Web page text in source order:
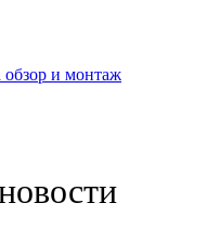
обзор и монтаж